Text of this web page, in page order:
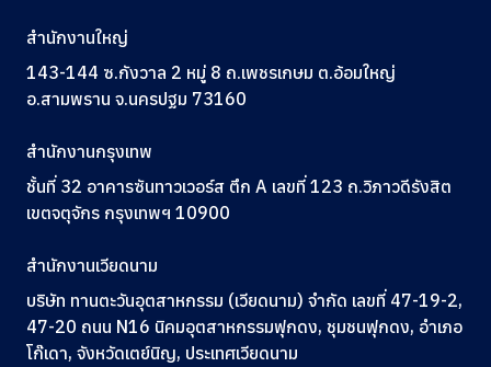
สำนักงานใหญ่
143-144 ซ.กังวาล 2 หมู่ 8 ถ.เพชรเกษม ต.อ้อมใหญ่
อ.สามพราน จ.นครปฐม 73160
สำนักงานกรุงเทพ
ชั้นที่ 32 อาคารซันทาวเวอร์ส ตึก A เลขที่ 123 ถ.วิภาวดีรังสิต
เขตจตุจักร กรุงเทพฯ 10900
สำนักงานเวียดนาม
บริษัท ทานตะวันอุตสาหกรรม (เวียดนาม) จำกัด เลขที่ 47-19-2,
47-20 ถนน N16 นิคมอุตสาหกรรมฟุกดง, ชุมชนฟุกดง, อำเภอ
โก๊เดา, จังหวัดเตย์นิญ, ประเทศเวียดนาม